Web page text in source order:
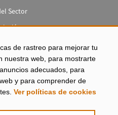
de rastreo para mejorar tu
nuestra web, para mostrarte
adecuados, para
y para comprender de
Ver políticas de cookies
Sector
legal
|